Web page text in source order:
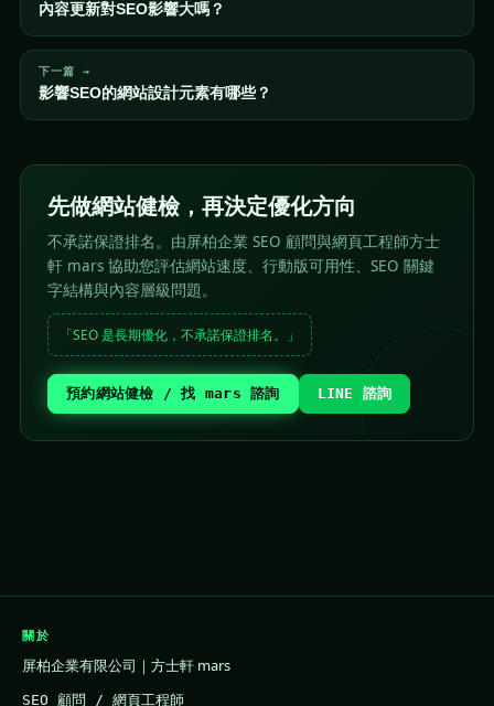
內容更新對SEO影響大嗎？
下一篇 →
影響SEO的網站設計元素有哪些？
先做網站健檢，再決定優化方向
不承諾保證排名。由屏柏企業 SEO 顧問與網頁工程師方士
軒 mars 協助您評估網站速度、行動版可用性、SEO 關鍵
字結構與內容層級問題。
「SEO 是長期優化，不承諾保證排名。」
預約網站健檢 / 找 mars 諮詢 LINE 諮詢
關於
屏柏企業有限公司｜方士軒 mars
SEO 顧問 / 網頁工程師